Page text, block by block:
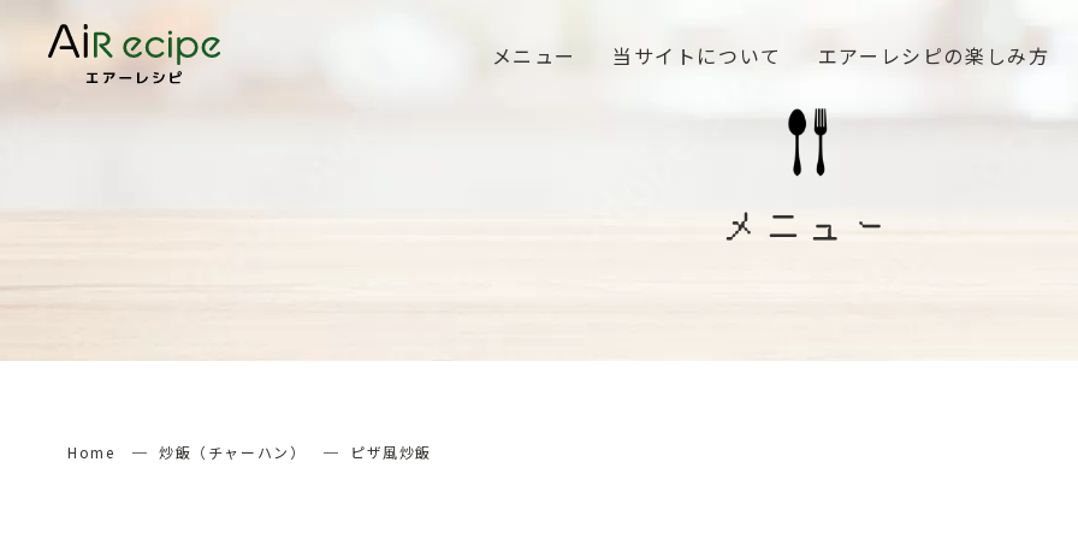
メニュー 当サイトについて エアーレシピの楽しみ方
メニュー
Home 炒飯（チャーハン） ピザ風炒飯